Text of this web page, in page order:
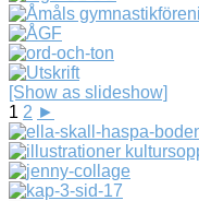
[Show as slideshow]
1 2 ►